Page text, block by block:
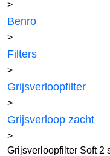
>
Benro
>
Filters
>
Grijsverloopfilter
>
Grijsverloop zacht
>
Grijsverloopfilter Soft 2